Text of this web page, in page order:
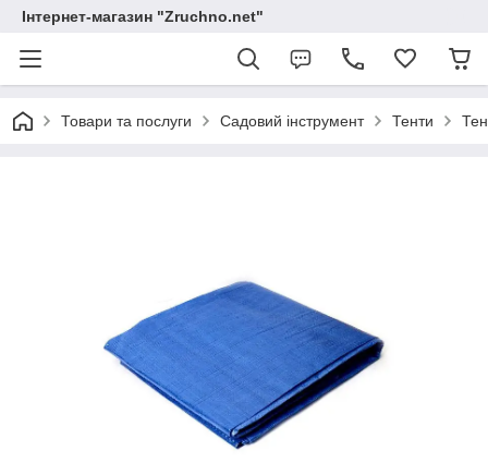
Інтернет-магазин "Zruchno.net"
Товари та послуги Садовий інструмент Тенти